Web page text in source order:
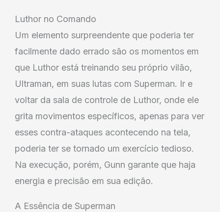
Luthor no Comando
Um elemento surpreendente que poderia ter
facilmente dado errado são os momentos em
que Luthor está treinando seu próprio vilão,
Ultraman, em suas lutas com Superman. Ir e
voltar da sala de controle de Luthor, onde ele
grita movimentos específicos, apenas para ver
esses contra-ataques acontecendo na tela,
poderia ter se tornado um exercício tedioso.
Na execução, porém, Gunn garante que haja
energia e precisão em sua edição.
A Essência de Superman